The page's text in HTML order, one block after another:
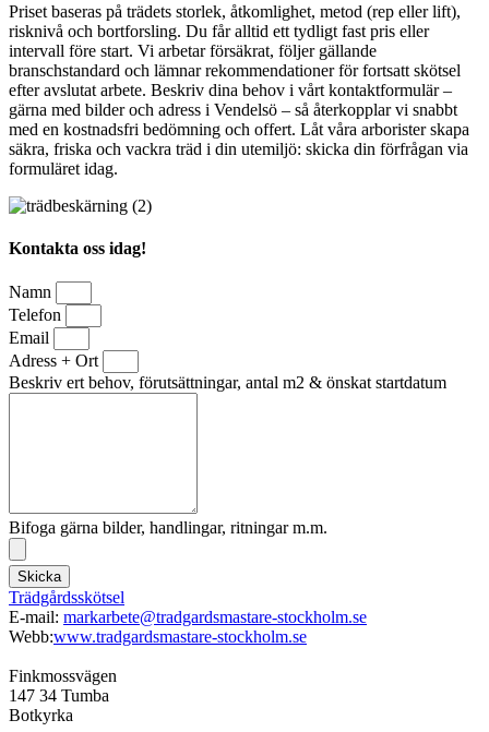
Priset baseras på trädets storlek, åtkomlighet, metod (rep eller lift),
risknivå och bortforsling. Du får alltid ett tydligt fast pris eller
intervall före start. Vi arbetar försäkrat, följer gällande
branschstandard och lämnar rekommendationer för fortsatt skötsel
efter avslutat arbete. Beskriv dina behov i vårt kontaktformulär –
gärna med bilder och adress i Vendelsö – så återkopplar vi snabbt
med en kostnadsfri bedömning och offert. Låt våra arborister skapa
säkra, friska och vackra träd i din utemiljö: skicka din förfrågan via
formuläret idag.
Kontakta oss idag!
Namn
Telefon
Email
Adress + Ort
Beskriv ert behov, förutsättningar, antal m2 & önskat startdatum
Bifoga gärna bilder, handlingar, ritningar m.m.
Skicka
Trädgårdsskötsel
E-mail: markarbete@tradgardsmastare-stockholm.se
Webb:www.tradgardsmastare-stockholm.se
Finkmossvägen
147 34 Tumba
Botkyrka